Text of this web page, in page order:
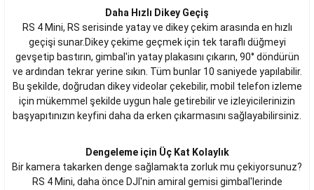
Daha Hızlı Dikey Geçiş
RS 4 Mini, RS serisinde yatay ve dikey çekim arasında en hızlı
geçişi sunar.Dikey çekime geçmek için tek taraflı düğmeyi
gevşetip bastırın, gimbal'in yatay plakasını çıkarın, 90° döndürün
ve ardından tekrar yerine sıkın. Tüm bunlar 10 saniyede yapılabilir.
Bu şekilde, doğrudan dikey videolar çekebilir, mobil telefon izleme
için mükemmel şekilde uygun hale getirebilir ve izleyicilerinizin
başyapıtınızın keyfini daha da erken çıkarmasını sağlayabilirsiniz.
Dengeleme için Üç Kat Kolaylık
Bir kamera takarken denge sağlamakta zorluk mu çekiyorsunuz?
RS 4 Mini, daha önce DJI'nin amiral gemisi gimbal'lerinde